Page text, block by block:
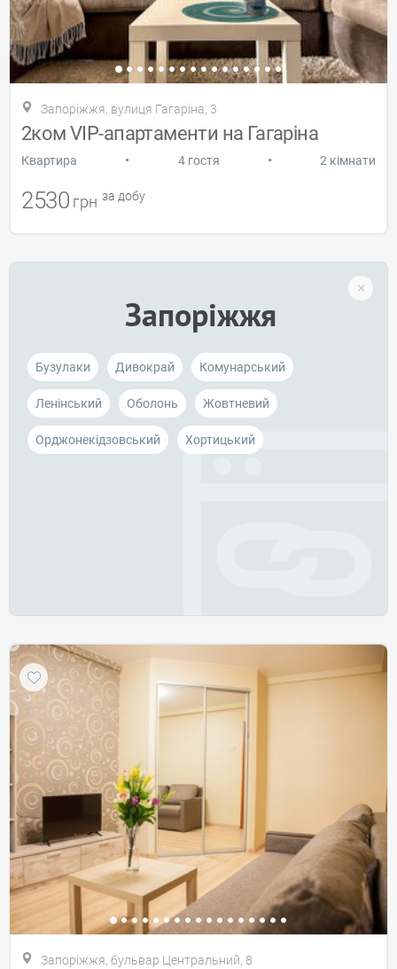
Запоріжжя, вулиця Гагаріна, 3
2ком VIP-апартаменти на Гагаріна
Квартира • 4 гостя • 2 кімнати
2530 грн за добу
Запоріжжя
Бузулаки Дивокрай Комунарський
Ленінський Оболонь Жовтневий
Орджонекідзовський Хортицький
Запоріжжя, бульвар Центральний, 8